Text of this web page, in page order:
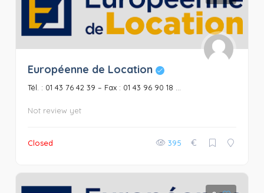
Européenne de Location
Tél. : 01 43 76 42 39 – Fax : 01 43 96 90 18 ...
Not review yet
Closed 395 €